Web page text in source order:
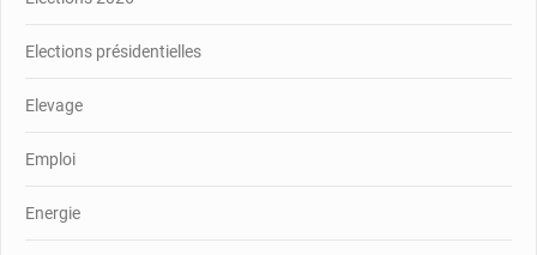
Elections présidentielles
Elevage
Emploi
Energie